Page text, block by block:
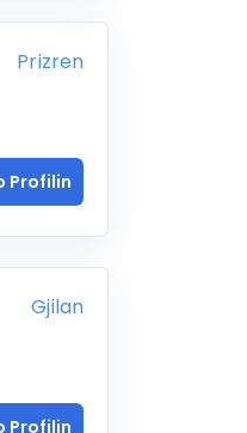
Prizren
Profilin
Gjilan
Profilin